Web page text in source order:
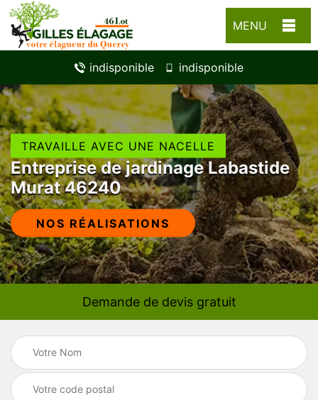
MENU
indisponible indisponible
TRAVAILLE AVEC UNE NACELLE
Entreprise de jardinage Labastide
Murat 46240
NOS RÉALISATIONS
Demande de devis gratuit